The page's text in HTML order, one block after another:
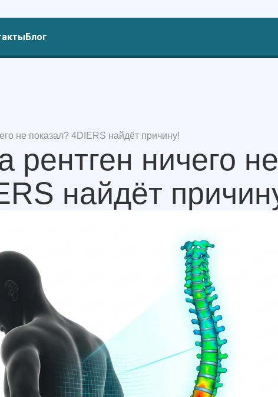
Блог
не показал? 4DIERS найдёт причину!
рентген ничего не
найдёт